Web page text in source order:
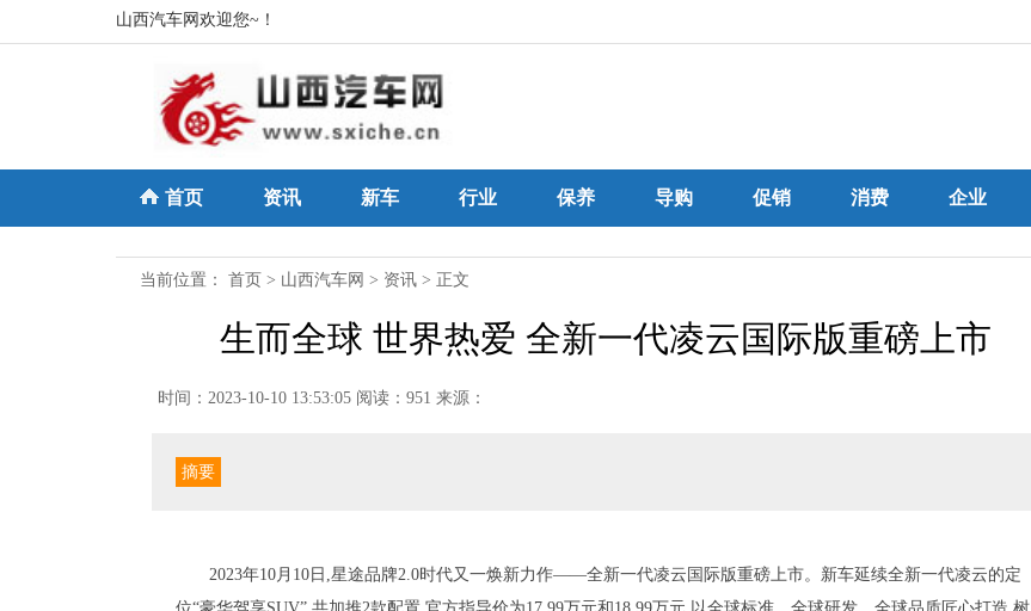
山西汽车网欢迎您~！
首页 资讯 新车 行业 保养 导购 促销 消费 企业
当前位置： 首页 > 山西汽车网 > 资讯 > 正文
生而全球 世界热爱 全新一代凌云国际版重磅上市
时间：2023-10-10 13:53:05 阅读：951 来源：
摘要
2023年10月10日,星途品牌2.0时代又一焕新力作——全新一代凌云国际版重磅上市。新车延续全新一代凌云的定